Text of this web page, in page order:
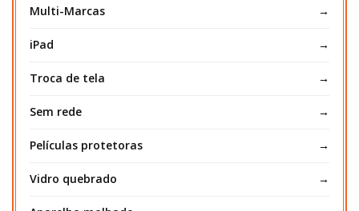
Multi-Marcas
iPad
Troca de tela
Sem rede
Películas protetoras
Vidro quebrado